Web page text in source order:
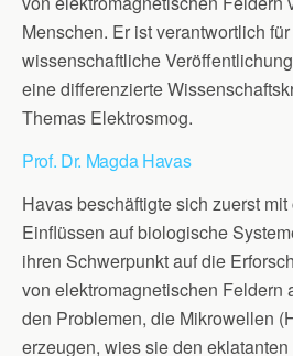
Menschen. Er ist verantwortlich
wissenschaftliche
eine differenzierte
Themas Elektrosmog.
Prof. Dr. Magda Havas
Havas beschäftigte sich zuerst
Einflüssen auf biologische
ihren Schwerpunkt auf die
von elektromagnetischen Feldern
den Problemen, die Mikrowellen
erzeugen, wies sie den